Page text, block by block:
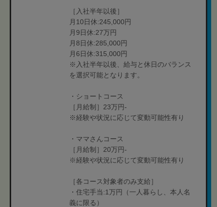
［入社半年以後］
月10日休:245,000円
月9日休:27万円
月8日休:285,000円
月6日休:315,000円
※入社半年以後、給与と休日のバランス
を選択可能となります。
・ショートコース
［月給制］23万円-
※経験や状況に応じて変動可能性有り
・ママさんコース
［月給制］20万円-
※経験や状況に応じて変動可能性有り
［各コース対象者のみ支給］
・住宅手当:1万円（一人暮らし、本人名
義に限る）